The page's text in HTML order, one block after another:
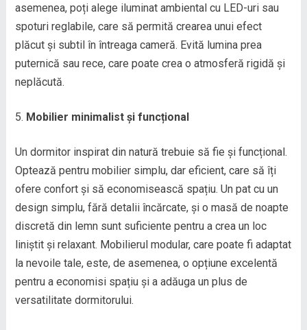
asemenea, poți alege iluminat ambiental cu LED-uri sau
spoturi reglabile, care să permită crearea unui efect
plăcut și subtil în întreaga cameră. Evită lumina prea
puternică sau rece, care poate crea o atmosferă rigidă și
neplăcută.
Mobilier minimalist și funcțional
Un dormitor inspirat din natură trebuie să fie și funcțional.
Optează pentru mobilier simplu, dar eficient, care să îți
ofere confort și să economisească spațiu. Un pat cu un
design simplu, fără detalii încărcate, și o masă de noapte
discretă din lemn sunt suficiente pentru a crea un loc
liniștit și relaxant. Mobilierul modular, care poate fi adaptat
la nevoile tale, este, de asemenea, o opțiune excelentă
pentru a economisi spațiu și a adăuga un plus de
versatilitate dormitorului.